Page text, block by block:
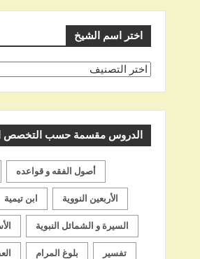
اختر اسم الشيخ
اختر
الدروس مقسمة حسب التخصص
أصول الفقه و قواعده
ابن تيمية الأربعين النووية
السيرة و الشمائل النبوية
بلوغ المرام تفسير